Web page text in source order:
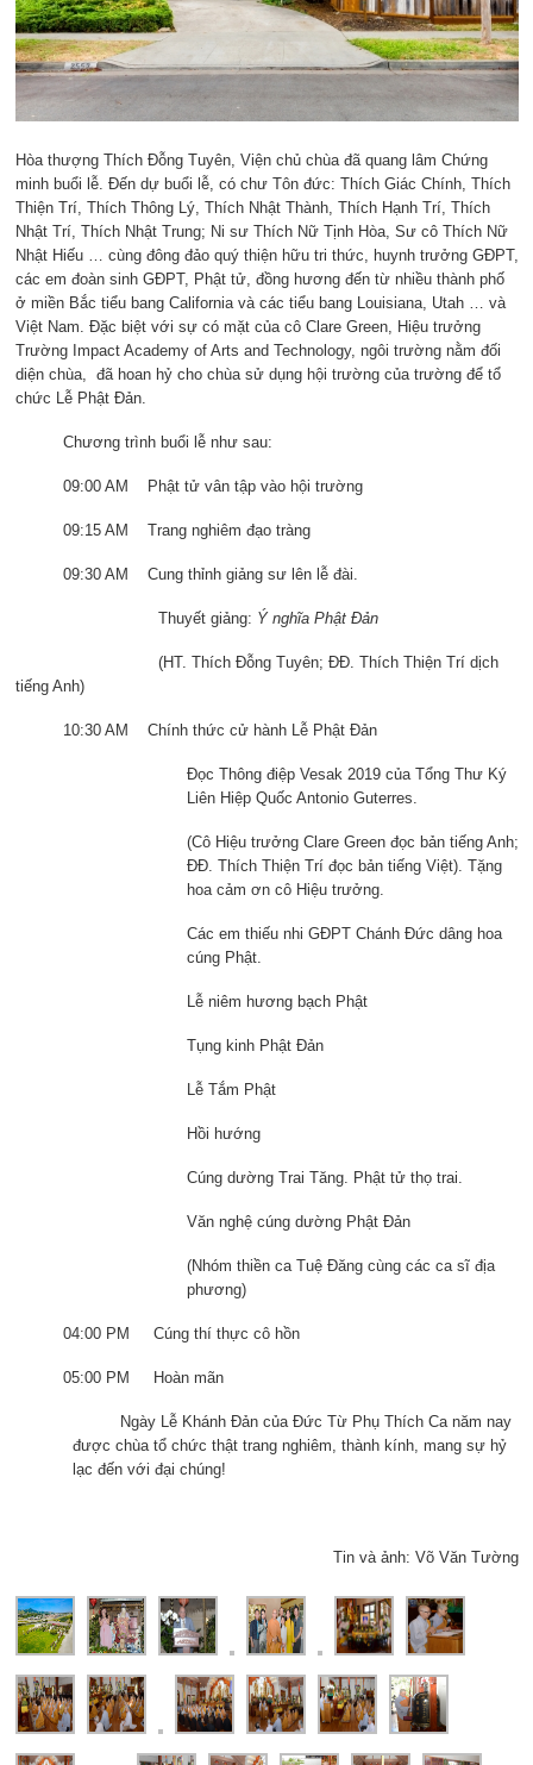
Hòa thượng Thích Đỗng Tuyên, Viện chủ chùa đã quang lâm Chứng
minh buổi lễ. Đến dự buổi lễ, có chư Tôn đức: Thích Giác Chính, Thích
Thiện Trí, Thích Thông Lý, Thích Nhật Thành, Thích Hạnh Trí, Thích
Nhật Trí, Thích Nhật Trung; Ni sư Thích Nữ Tịnh Hòa, Sư cô Thích Nữ
Nhật Hiếu … cùng đông đảo quý thiện hữu tri thức, huynh trưởng GĐPT,
các em đoàn sinh GĐPT, Phật tử, đồng hương đến từ nhiều thành phố
ở miền Bắc tiểu bang California và các tiểu bang Louisiana, Utah … và
Việt Nam. Đặc biệt với sự có mặt của cô Clare Green, Hiệu trưởng
Trường Impact Academy of Arts and Technology, ngôi trường nằm đối
diện chùa, đã hoan hỷ cho chùa sử dụng hội trường của trường để tổ
chức Lễ Phật Đản.
Chương trình buổi lễ như sau:
09:00 AM Phật tử vân tập vào hội trường
09:15 AM Trang nghiêm đạo tràng
09:30 AM Cung thỉnh giảng sư lên lễ đài.
Thuyết giảng: Ý nghĩa Phật Đản
(HT. Thích Đỗng Tuyên; ĐĐ. Thích Thiện Trí dịch
tiếng Anh)
10:30 AM Chính thức cử hành Lễ Phật Đản
Đọc Thông điệp Vesak 2019 của Tổng Thư Ký
Liên Hiệp Quốc Antonio Guterres.
(Cô Hiệu trưởng Clare Green đọc bản tiếng Anh;
ĐĐ. Thích Thiện Trí đọc bản tiếng Việt). Tặng
hoa cảm ơn cô Hiệu trưởng.
Các em thiếu nhi GĐPT Chánh Đức dâng hoa
cúng Phật.
Lễ niêm hương bạch Phật
Tụng kinh Phật Đản
Lễ Tắm Phật
Hồi hướng
Cúng dường Trai Tăng. Phật tử thọ trai.
Văn nghệ cúng dường Phật Đản
(Nhóm thiền ca Tuệ Đăng cùng các ca sĩ địa
phương)
04:00 PM Cúng thí thực cô hồn
05:00 PM Hoàn mãn
Ngày Lễ Khánh Đản của Đức Từ Phụ Thích Ca năm nay
được chùa tổ chức thật trang nghiêm, thành kính, mang sự hỷ
lạc đến với đại chúng!
Tin và ảnh: Võ Văn Tường